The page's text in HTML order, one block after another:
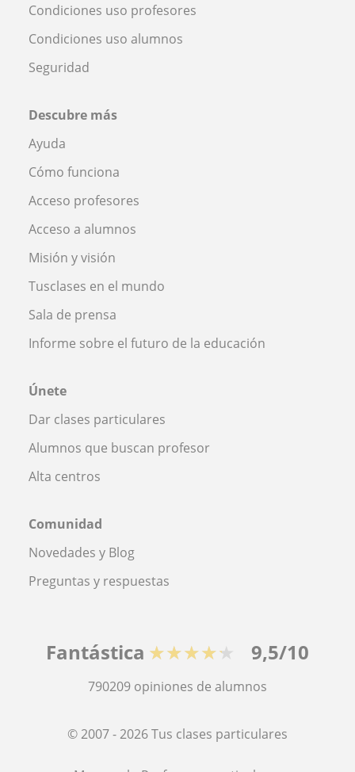
Condiciones uso profesores
Condiciones uso alumnos
Seguridad
Descubre más
Ayuda
Cómo funciona
Acceso profesores
Acceso a alumnos
Misión y visión
Tusclases en el mundo
Sala de prensa
Informe sobre el futuro de la educación
Únete
Dar clases particulares
Alumnos que buscan profesor
Alta centros
Comunidad
Novedades y Blog
Preguntas y respuestas
Fantástica ★★★★★ 9,5/10
790209 opiniones de alumnos
© 2007 - 2026 Tus clases particulares